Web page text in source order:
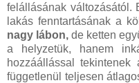
felállásának változásától.
lakás fenntartásának a
nagy lábon,de ketten
a helyzetük, hanem
hozzáállással
függetlenül teljesen